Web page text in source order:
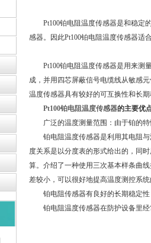
Pt100铂电阻温度传感器是和稳定的
感器。因此Pt100铂电阻温度传感器适
Pt100铂电阻温度传感器是用来测量
成，并用四芯屏蔽信号电缆线从敏感
温度传感器具有较好的可互换性和长
Pt100铂电阻温度传感器的主要优
广泛的温度测量范围：由于铂的特
铂电阻温度传感器是利用其电阻与
度关系是以分度表的形式给出的，同
算。介绍了一种使用三次基本样条曲
差较小，可以很好地提高温度测控系
铂电阻传感器有良好的长期稳定性
铂电阻温度传感器在防护设备里经